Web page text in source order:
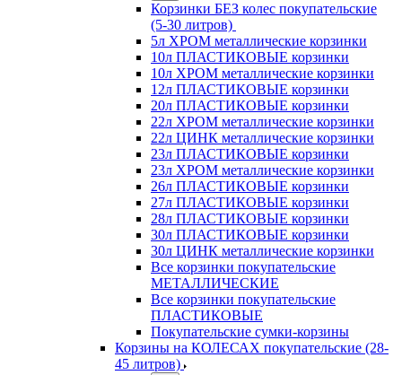
Корзинки БЕЗ колес покупательские
(5-30 литров)
5л ХРОМ металлические корзинки
10л ПЛАСТИКОВЫЕ корзинки
10л ХРОМ металлические корзинки
12л ПЛАСТИКОВЫЕ корзинки
20л ПЛАСТИКОВЫЕ корзинки
22л ХРОМ металлические корзинки
22л ЦИНК металлические корзинки
23л ПЛАСТИКОВЫЕ корзинки
23л ХРОМ металлические корзинки
26л ПЛАСТИКОВЫЕ корзинки
27л ПЛАСТИКОВЫЕ корзинки
28л ПЛАСТИКОВЫЕ корзинки
30л ПЛАСТИКОВЫЕ корзинки
30л ЦИНК металлические корзинки
Все корзинки покупательские
МЕТАЛЛИЧЕСКИЕ
Все корзинки покупательские
ПЛАСТИКОВЫЕ
Покупательские сумки-корзины
Корзины на КОЛЕСАХ покупательские (28-
45 литров)